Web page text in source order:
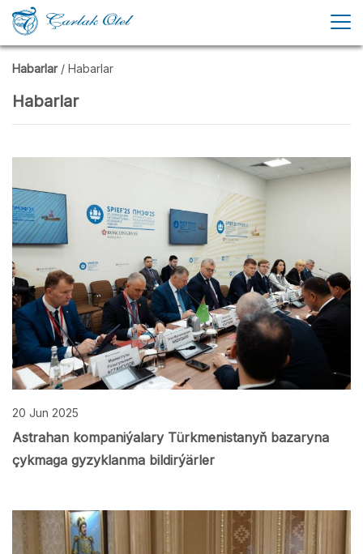
Habarlar / Habarlar
Habarlar
20 Jun 2025
Astrahan kompaniýalary Türkmenistanyň bazaryna
çykmaga gyzyklanma bildirýärler